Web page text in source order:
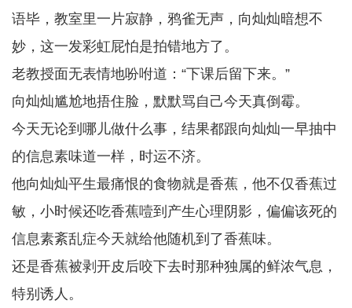
语毕，教室里一片寂静，鸦雀无声，向灿灿暗想不
妙，这一发彩虹屁怕是拍错地方了。
老教授面无表情地吩咐道：“下课后留下来。”
向灿灿尴尬地捂住脸，默默骂自己今天真倒霉。
今天无论到哪儿做什么事，结果都跟向灿灿一早抽中
的信息素味道一样，时运不济。
他向灿灿平生最痛恨的食物就是香蕉，他不仅香蕉过
敏，小时候还吃香蕉噎到产生心理阴影，偏偏该死的
信息素紊乱症今天就给他随机到了香蕉味。
还是香蕉被剥开皮后咬下去时那种独属的鲜浓气息，
特别诱人。